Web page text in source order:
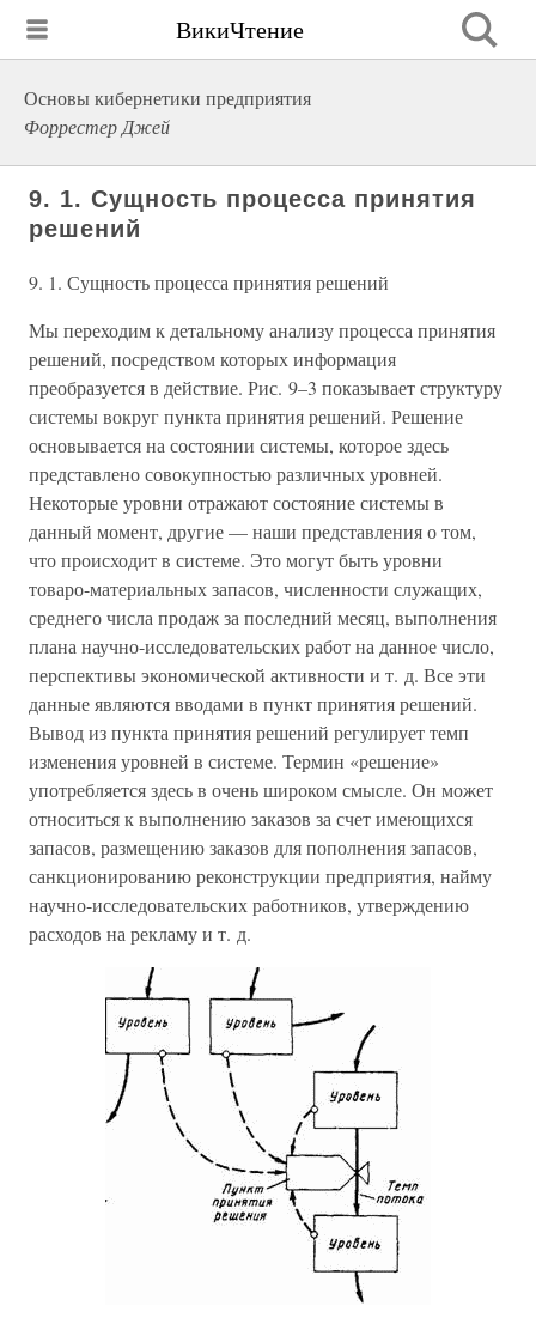
ВикиЧтение
Основы кибернетики предприятия
Форрестер Джей
9. 1. Сущность процесса принятия
решений
9. 1. Сущность процесса принятия решений
Мы переходим к детальному анализу процесса принятия
решений, посредством которых информация
преобразуется в действие. Рис. 9–3 показывает структуру
системы вокруг пункта принятия решений. Решение
основывается на состоянии системы, которое здесь
представлено совокупностью различных уровней.
Некоторые уровни отражают состояние системы в
данный момент, другие — наши представления о том,
что происходит в системе. Это могут быть уровни
товаро-материальных запасов, численности служащих,
среднего числа продаж за последний месяц, выполнения
плана научно-исследовательских работ на данное число,
перспективы экономической активности и т. д. Все эти
данные являются вводами в пункт принятия решений.
Вывод из пункта принятия решений регулирует темп
изменения уровней в системе. Термин «решение»
употребляется здесь в очень широком смысле. Он может
относиться к выполнению заказов за счет имеющихся
запасов, размещению заказов для пополнения запасов,
санкционированию реконструкции предприятия, найму
научно-исследовательских работников, утверждению
расходов на рекламу и т. д.